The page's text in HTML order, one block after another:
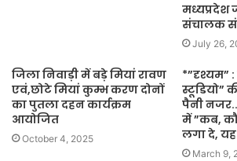
मध्यप्रदेश
संचालक
July 26,
जिला निवाड़ी में बड़े मियां रावण
एवं,छोटे मियां कुम्भ करण दोनों
का पुतला दहन कार्यक्रम
आयोजित
October 4, 2025
*”दृश्यम”
स्टूडियो”
पैनी
में ”कब,
लगा दे,
March 9,